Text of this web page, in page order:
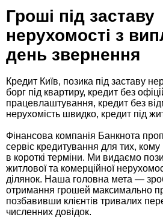
Гроші під заставу
нерухомості з
день звернення
Кредит Київ, позика під заставу
борг під квартиру, кредит без
працевлаштування, кредит без
нерухомість швидко, кредит під
Фінансова компанія Банкнота
сервіс кредитування для тих, кому
в короткі терміни. Ми видаємо
житлової та комерційної
ділянок. Наша головна мета —
отримання грошей максимально
позбавивши клієнтів тривалих
численних довідок.